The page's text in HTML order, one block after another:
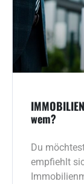
wem?
Du
empfiehlt